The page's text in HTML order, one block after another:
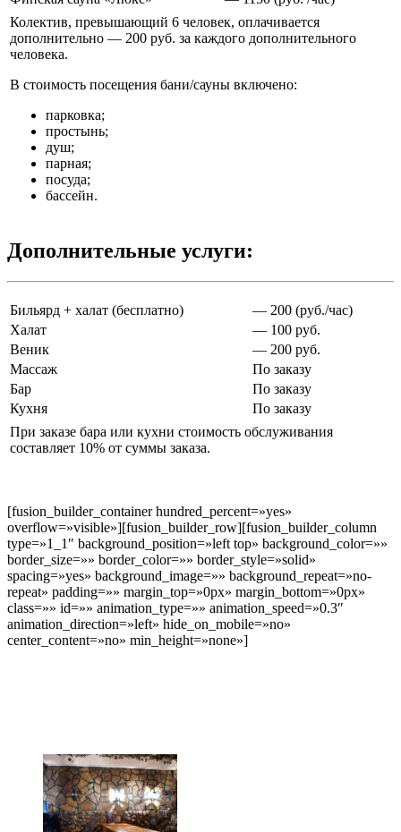
Колектив, превышающий 6 человек, оплачивается
дополнительно — 200 руб. за каждого дополнительного
человека.
В стоимость посещения бани/сауны включено:
парковка;
простынь;
душ;
парная;
посуда;
бассейн.
Дополнительные услуги:
Бильярд + халат (бесплатно)
— 200 (руб./час)
Халат
— 100 руб.
Веник
— 200 руб.
Массаж
По заказу
Бар
По заказу
Кухня
По заказу
При заказе бара или кухни стоимость обслуживания
составляет 10% от суммы заказа.
[fusion_builder_container hundred_percent=»yes»
overflow=»visible»][fusion_builder_row][fusion_builder_column
type=»1_1″ background_position=»left top» background_color=»»
border_size=»» border_color=»» border_style=»solid»
spacing=»yes» background_image=»» background_repeat=»no-
repeat» padding=»» margin_top=»0px» margin_bottom=»0px»
class=»» id=»» animation_type=»» animation_speed=»0.3″
animation_direction=»left» hide_on_mobile=»no»
center_content=»no» min_height=»none»]